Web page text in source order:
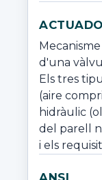
d'una
Els tres
(aire
hidràulic
del parell
i els